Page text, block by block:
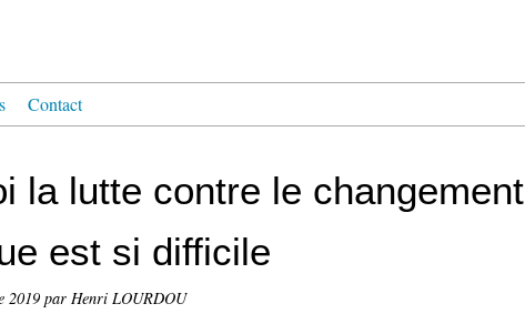
Contact
la lutte contre le changement
est si difficile
2019 par Henri LOURDOU